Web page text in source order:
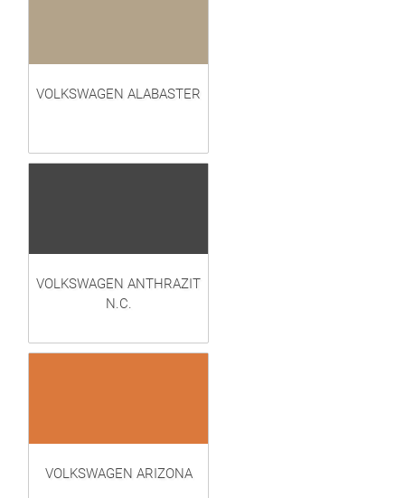
VOLKSWAGEN ALABASTER
VOLKSWAGEN ANTHRAZIT
N.C.
VOLKSWAGEN ARIZONA